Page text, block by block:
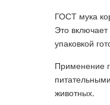
ГОСТ мука
Это
упаковкой
Применение
животных.